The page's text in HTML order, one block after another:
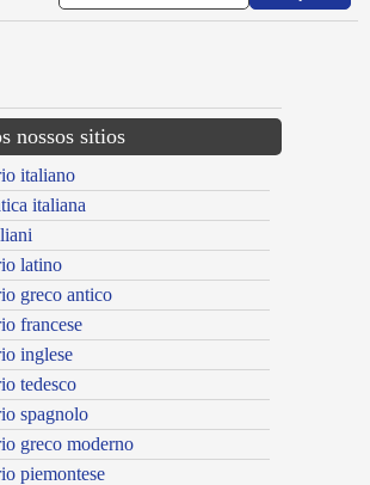
nossos sitios
italiano
italiana
latino
greco antico
francese
inglese
tedesco
spagnolo
greco moderno
piemontese